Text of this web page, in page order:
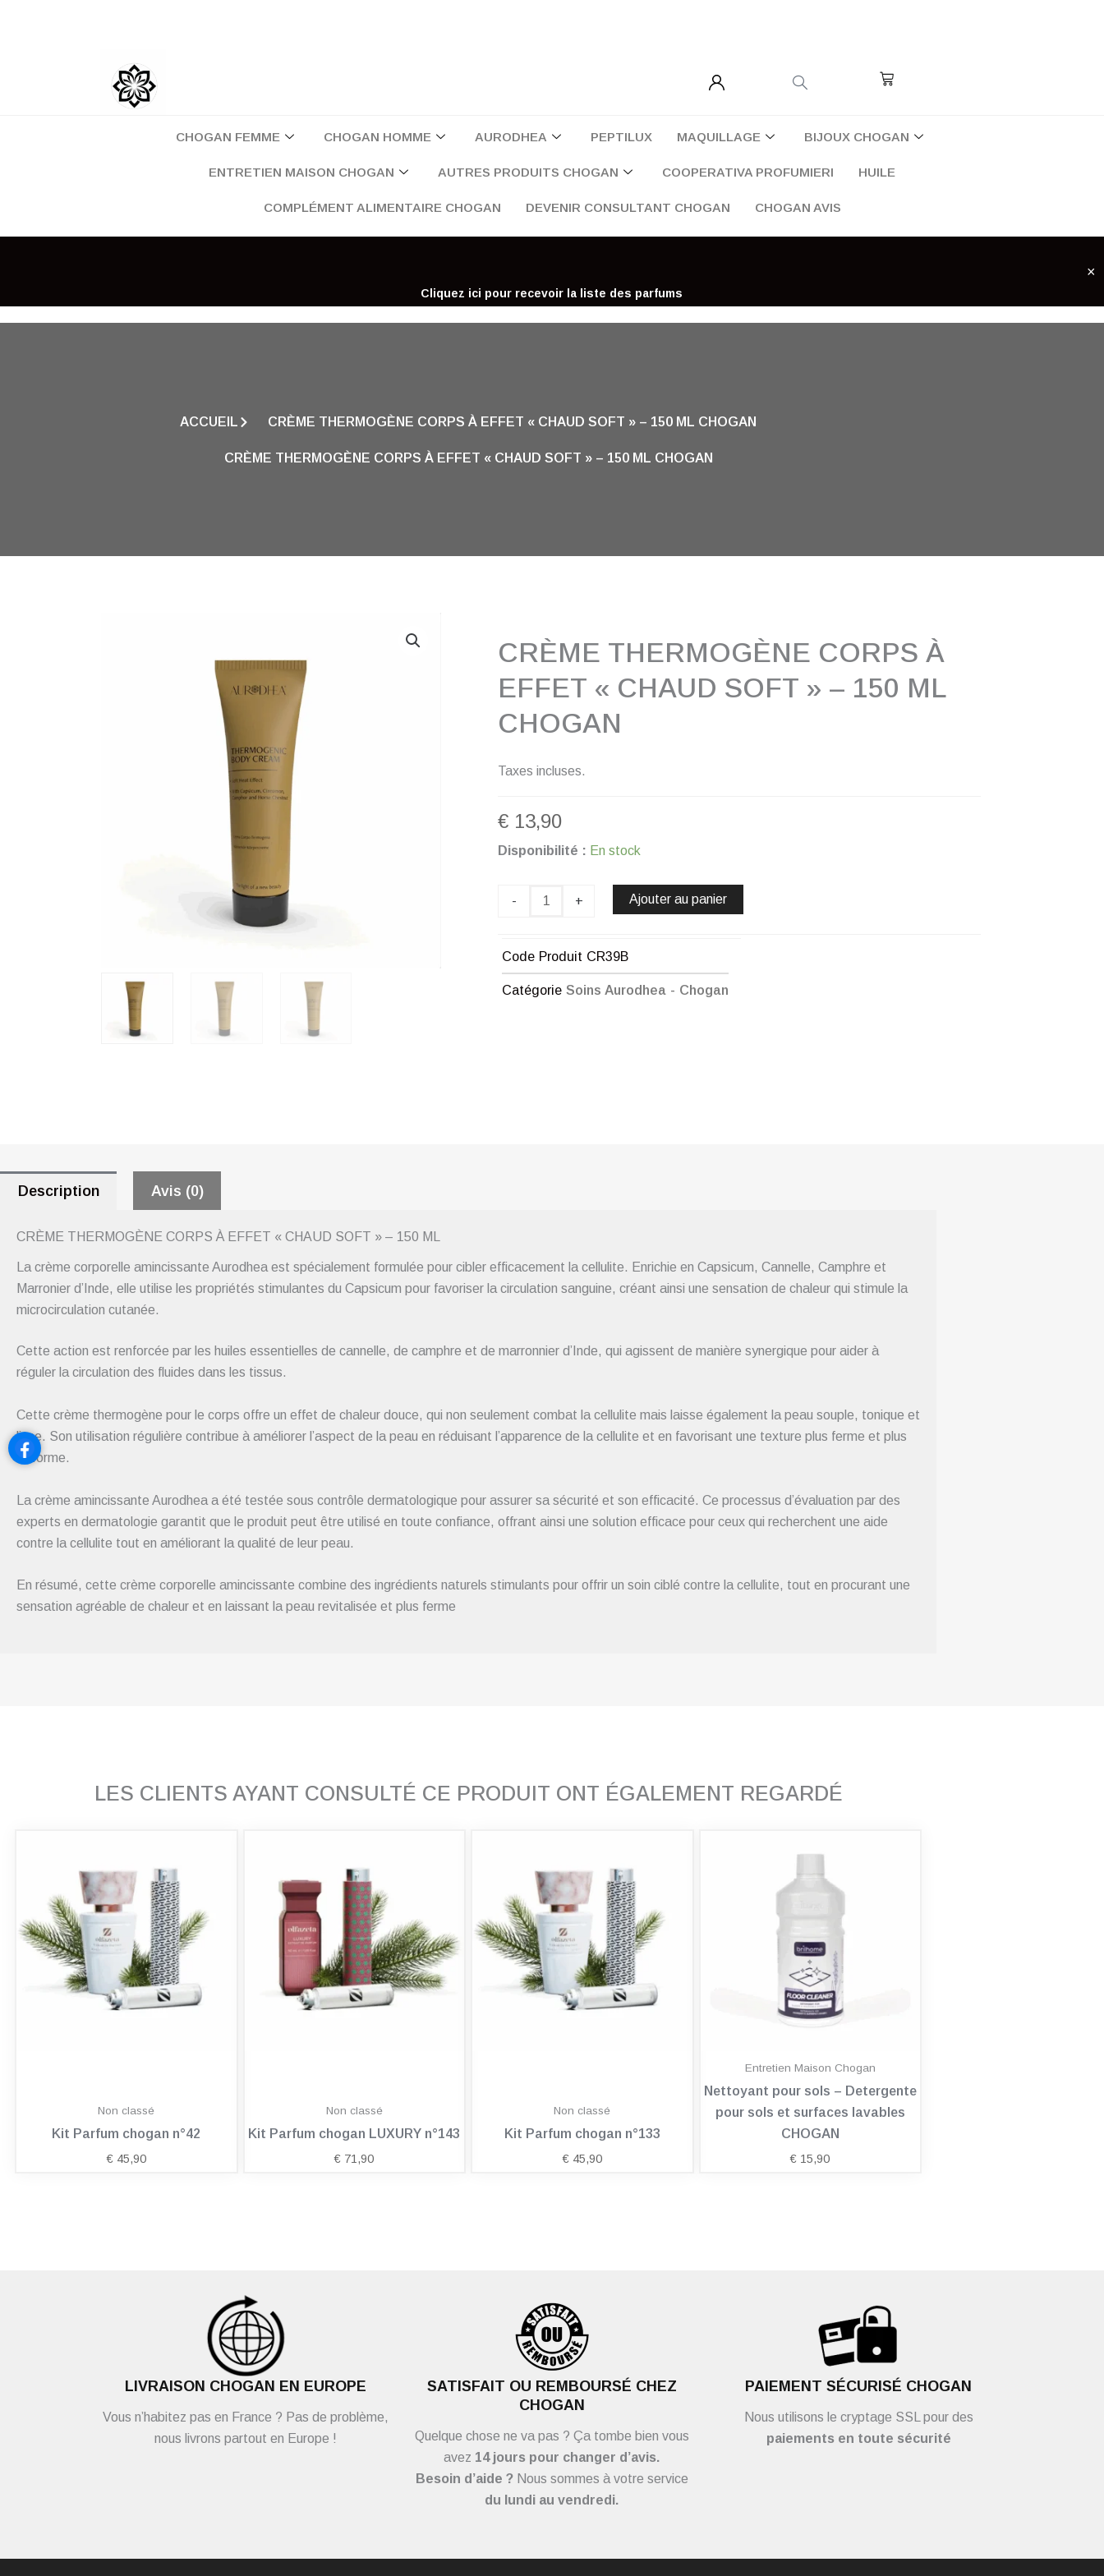
Cart
CHOGAN FEMME CHOGAN HOMME AURODHEA PEPTILUX MAQUILLAGE BIJOUX CHOGAN
ENTRETIEN MAISON CHOGAN AUTRES PRODUITS CHOGAN COOPERATIVA PROFUMIERI HUILE
COMPLÉMENT ALIMENTAIRE CHOGAN DEVENIR CONSULTANT CHOGAN CHOGAN AVIS
Cliquez ici pour recevoir la liste des parfums
×
ACCUEIL CRÈME THERMOGÈNE CORPS À EFFET « CHAUD SOFT » – 150 ML CHOGAN
CRÈME THERMOGÈNE CORPS À EFFET « CHAUD SOFT » – 150 ML CHOGAN
CRÈME THERMOGÈNE CORPS À
EFFET « CHAUD SOFT » – 150 ML
CHOGAN
Taxes incluses.
€ 13,90
Disponibilité : En stock
-
quantité
THERMOGÈNE
«
SOFT
+ Ajouter au panier
Code Produit CR39B
Catégorie Soins Aurodhea - Chogan
Description Avis (0)
CRÈME THERMOGÈNE CORPS À EFFET « CHAUD SOFT » – 150 ML
La crème corporelle amincissante Aurodhea est spécialement formulée pour cibler efficacement la cellulite. Enrichie en Capsicum, Cannelle, Camphre et
Marronier d’Inde, elle utilise les propriétés stimulantes du Capsicum pour favoriser la circulation sanguine, créant ainsi une sensation de chaleur qui stimule la
microcirculation cutanée.
Cette action est renforcée par les huiles essentielles de cannelle, de camphre et de marronnier d’Inde, qui agissent de manière synergique pour aider à
réguler la circulation des fluides dans les tissus.
Cette crème thermogène pour le corps offre un effet de chaleur douce, qui non seulement combat la cellulite mais laisse également la peau souple, tonique et
lisse. Son utilisation régulière contribue à améliorer l’aspect de la peau en réduisant l’apparence de la cellulite et en favorisant une texture plus ferme et plus
uniforme.
La crème amincissante Aurodhea a été testée sous contrôle dermatologique pour assurer sa sécurité et son efficacité. Ce processus d’évaluation par des
experts en dermatologie garantit que le produit peut être utilisé en toute confiance, offrant ainsi une solution efficace pour ceux qui recherchent une aide
contre la cellulite tout en améliorant la qualité de leur peau.
En résumé, cette crème corporelle amincissante combine des ingrédients naturels stimulants pour offrir un soin ciblé contre la cellulite, tout en procurant une
sensation agréable de chaleur et en laissant la peau revitalisée et plus ferme
LES CLIENTS AYANT CONSULTÉ CE PRODUIT ONT ÉGALEMENT REGARDÉ
Non classé
Kit Parfum chogan n°42
€ 45,90
Non classé
Kit Parfum chogan LUXURY n°143
€ 71,90
Non classé
Kit Parfum chogan n°133
€ 45,90
Entretien Maison Chogan
Nettoyant pour sols – Detergente
pour sols et surfaces lavables
CHOGAN
€ 15,90
LIVRAISON CHOGAN EN EUROPE
Vous n’habitez pas en France ? Pas de problème,
nous livrons partout en Europe !
SATISFAIT OU REMBOURSÉ CHEZ
CHOGAN
Quelque chose ne va pas ? Ça tombe bien vous
avez 14 jours pour changer d’avis.
Besoin d’aide ?Nous sommes à votre service
du lundi au vendredi.
PAIEMENT SÉCURISÉ CHOGAN
Nous utilisons le cryptage SSL pour des
paiements en toute sécurité